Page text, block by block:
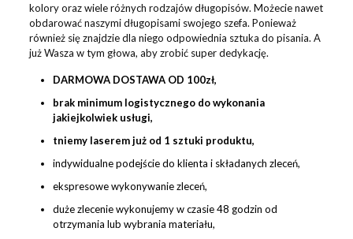
kolory oraz wiele różnych rodzajów długopisów. Możecie nawet
obdarować naszymi długopisami swojego szefa. Ponieważ
również się znajdzie dla niego odpowiednia sztuka do pisania. A
już Wasza w tym głowa, aby zrobić super dedykację.
DARMOWA DOSTAWA OD 100zł,
brak minimum logistycznego do wykonania
jakiejkolwiek usługi,
tniemy laserem już od 1 sztuki produktu,
indywidualne podejście do klienta i składanych zleceń,
ekspresowe wykonywanie zleceń,
duże zlecenie wykonujemy w czasie 48 godzin od
otrzymania lub wybrania materiału,